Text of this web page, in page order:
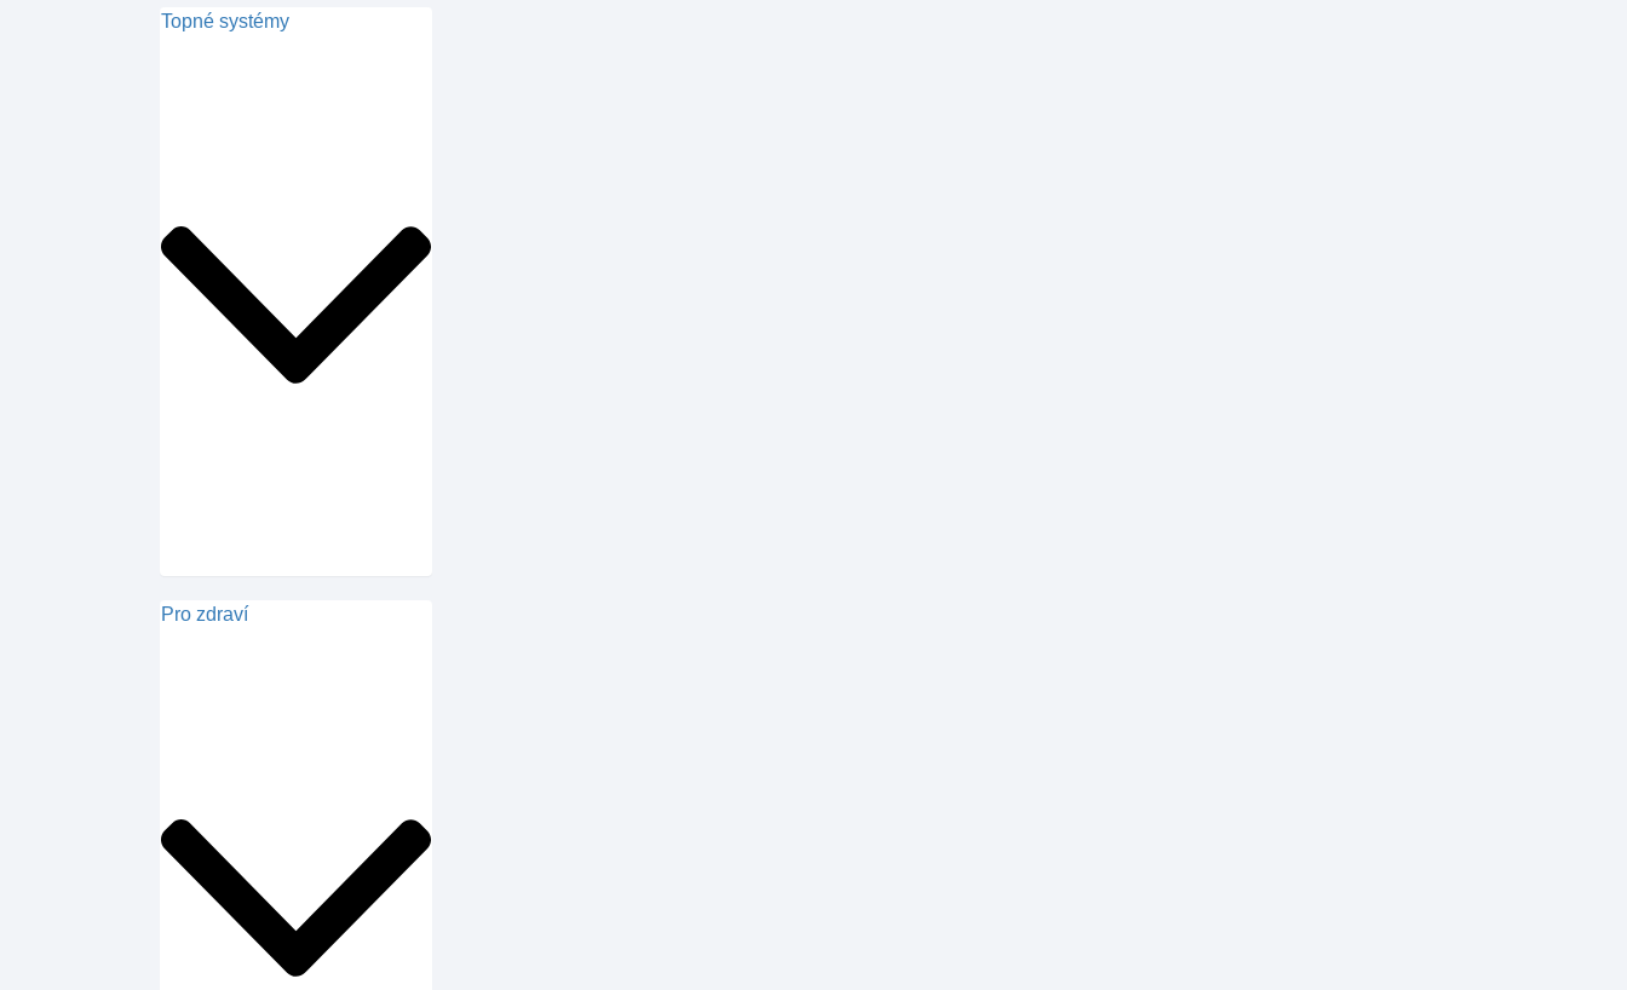
Topné systémy
Pro zdraví